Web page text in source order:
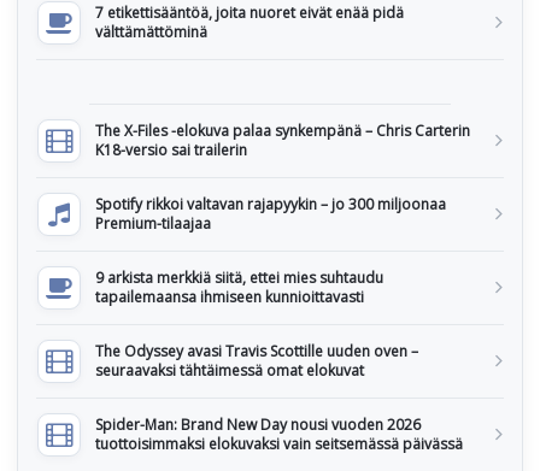
7 etikettisääntöä, joita nuoret eivät enää pidä
välttämättöminä
The X-Files -elokuva palaa synkempänä – Chris Carterin
K18-versio sai trailerin
Spotify rikkoi valtavan rajapyykin – jo 300 miljoonaa
Premium-tilaajaa
9 arkista merkkiä siitä, ettei mies suhtaudu
tapailemaansa ihmiseen kunnioittavasti
The Odyssey avasi Travis Scottille uuden oven –
seuraavaksi tähtäimessä omat elokuvat
Spider-Man: Brand New Day nousi vuoden 2026
tuottoisimmaksi elokuvaksi vain seitsemässä päivässä